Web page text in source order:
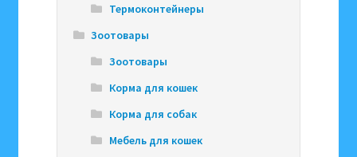
Термоконтейнеры
Зоотовары
Зоотовары
Корма для кошек
Корма для собак
Мебель для кошек